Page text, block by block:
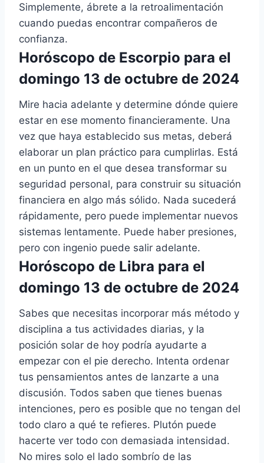
Simplemente, ábrete a la retroalimentación
cuando puedas encontrar compañeros de
confianza.
Horóscopo de Escorpio para el
domingo 13 de octubre de 2024
Mire hacia adelante y determine dónde quiere
estar en ese momento financieramente. Una
vez que haya establecido sus metas, deberá
elaborar un plan práctico para cumplirlas. Está
en un punto en el que desea transformar su
seguridad personal, para construir su situación
financiera en algo más sólido. Nada sucederá
rápidamente, pero puede implementar nuevos
sistemas lentamente. Puede haber presiones,
pero con ingenio puede salir adelante.
Horóscopo de Libra para el
domingo 13 de octubre de 2024
Sabes que necesitas incorporar más método y
disciplina a tus actividades diarias, y la
posición solar de hoy podría ayudarte a
empezar con el pie derecho. Intenta ordenar
tus pensamientos antes de lanzarte a una
discusión. Todos saben que tienes buenas
intenciones, pero es posible que no tengan del
todo claro a qué te refieres. Plutón puede
hacerte ver todo con demasiada intensidad.
No mires solo el lado sombrío de las